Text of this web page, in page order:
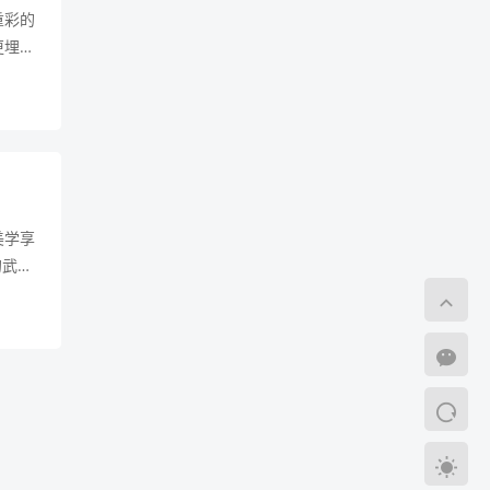
的
藏
学享
道